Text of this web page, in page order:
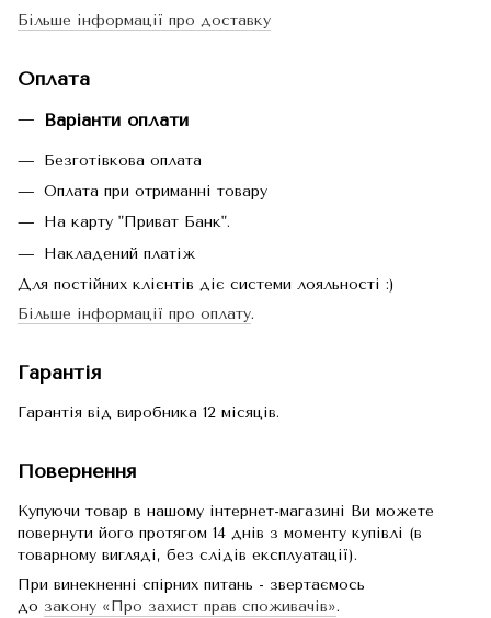
Більше інформації про доставку
Оплата
Варіанти оплати
Безготівкова оплата
Оплата при отриманні товару
На карту "Приват Банк".
Накладений платіж
Для постійних клієнтів діє системи лояльності :)
Більше інформації про оплату.
Гарантія
Гарантія від виробника 12 місяців.
Повернення
Купуючи товар в нашому інтернет-магазині Ви можете
повернути його протягом 14 днів з моменту купівлі (в
товарному вигляді, без слідів експлуатації).
При винекненні спірних питань - звертаємось
до закону «Про захист прав споживачів».